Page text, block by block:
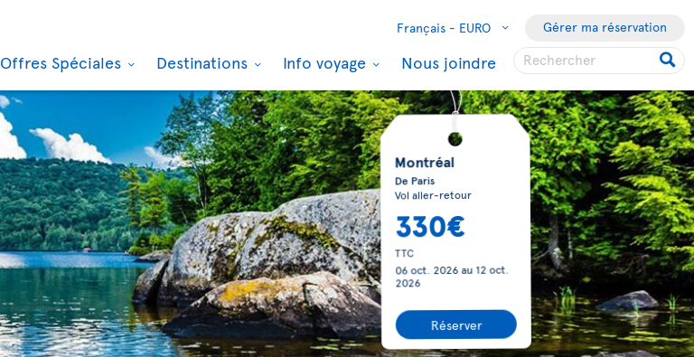
Français - EURO Gérer ma réservation
Offres Spéciales Destinations Info voyage Nous joindre
Montréal
De Paris
Vol aller-retour
330€
TTC
06 oct. 2026au 12 oct.
2026
Réserver